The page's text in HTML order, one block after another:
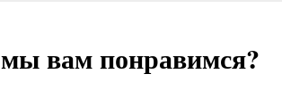
вам понравимся?